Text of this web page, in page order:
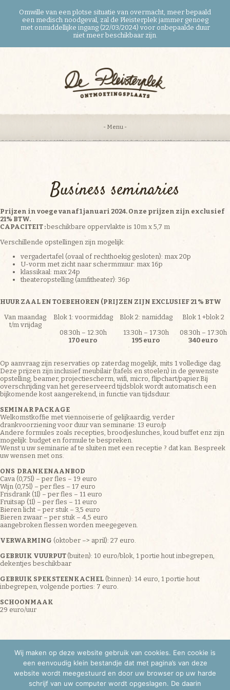
Omwille van een plotse situatie van overmacht, meer bepaald
een medisch noodgeval, zal de Pleisterplek jammer genoeg
met onmiddellijke ingang (22/03/2024) voor onbepaalde duur
niet meer beschikbaar zijn.
- Menu -
Business seminaries
Prijzen in voege vanaf 1 januari 2024. Onze prijzen zijn exclusief
21% BTW.
CAPACITEIT :beschikbare oppervlakte is 10m x 5,7 m
Verschillende opstellingen zijn mogelijk:
vergadertafel (ovaal of rechthoekig gesloten): max 20p
U-vorm met zicht naar schermmuur: max 16p
klassikaal: max 24p
theateropstelling (amfitheater): 36p
HUUR ZAAL EN TOEBEHOREN (PRIJZEN ZIJN EXCLUSIEF 21 % BTW
Van maandag
t/m vrijdag
Blok 1: voormiddag
08.30h – 12.30h
Blok 2: namiddag
13.30h – 17.30h
Blok 1 +blok 2
08.30h – 17.30h
170 euro
195 euro 340 euro
Op aanvraag zijn reservaties op zaterdag mogelijk, mits 1 volledige dag.
Deze prijzen zijn inclusief meubilair (tafels en stoelen) in de gewenste
opstelling, beamer, projectiescherm, wifi, micro, flipchart/papier.Bij
overschrijding van het gereserveerd tijdsblok wordt automatisch een
bijkomende kost aangerekend, in functie van tijdsduur.
SEMINAR PACKAGE
Welkomstkoffie met viennoiserie of gelijkaardig, verder
drankvoorziening voor duur van seminarie: 13 euro/p
Andere formules zoals recepties, broodjeslunches, koud buffet enz zijn
mogelijk: budget en formule te bespreken.
Wenst u uw seminarie af te sluiten met een receptie ? dat kan. Bespreek
uw wensen met ons.
ONS DRANKENAANBOD
Cava (0,75l) – per fles – 19 euro
Wijn (0,75l) – per fles – 17 euro
Frisdrank (1l) – per fles – 11 euro
Fruitsap (1l) – per fles – 11 euro
Bieren licht – per stuk – 3,5 euro
Bieren zwaar – per stuk – 4,5 euro
aangebroken flessen worden meegegeven.
VERWARMING (oktober –> april): 27 euro.
GEBRUIK VUURPUT (buiten): 10 euro/blok, 1 portie hout inbegrepen,
dekentjes beschikbaar
GEBRUIK SPEKSTEENKACHEL (binnen): 14 euro, 1 portie hout
inbegrepen, volgende porties: 7 euro.
SCHOONMAAK
29 euro/uur
All rights reserved. We hope to see you soon!
Wij maken op deze website gebruik van cookies. Een cookie is
een eenvoudig klein bestandje dat met pagina’s van deze
website wordt meegestuurd en door uw browser op uw harde
schrijf van uw computer wordt opgeslagen. De daarin